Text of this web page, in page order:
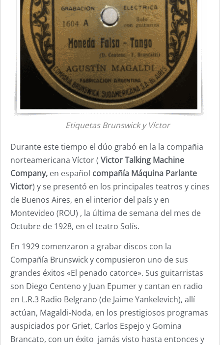
Etiquetas Brunswick y Víctor
Durante este tiempo el dúo grabó en la la compañia
norteamericana Víctor ( Victor Talking Machine
Company, en español compañía Máquina Parlante
Victor) y se presentó en los principales teatros y cines
de Buenos Aires, en el interior del país y en
Montevideo (ROU) , la última de semana del mes de
Octubre de 1928, en el teatro Solís.
En 1929 comenzaron a grabar discos con la
Compañía Brunswick y compusieron uno de sus
grandes éxitos «El penado catorce». Sus guitarristas
son Diego Centeno y Juan Epumer y cantan en radio
en L.R.3 Radio Belgrano (de Jaime Yankelevich), allí
actúan, Magaldi-Noda, en los prestigiosos programas
auspiciados por Griet, Carlos Espejo y Gomina
Brancato, con un éxito jamás visto hasta entonces y